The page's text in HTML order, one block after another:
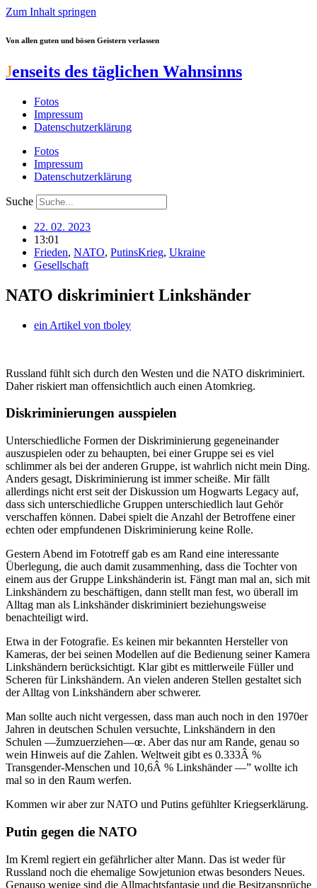
Zum Inhalt springen
Von allen guten und bösen Geistern verlassen
Jenseits des täglichen Wahnsinns
Fotos
Impressum
Datenschutzerklärung
Fotos
Impressum
Datenschutzerklärung
Suche
22. 02. 2023
13:01
Frieden, NATO, PutinsKrieg, Ukraine
Gesellschaft
NATO diskriminiert Linkshänder
ein Artikel von tboley
Russland fühlt sich durch den Westen und die NATO diskriminiert.
Daher riskiert man offensichtlich auch einen Atomkrieg.
Diskriminierungen ausspielen
Unterschiedliche Formen der Diskriminierung gegeneinander
auszuspielen oder zu behaupten, bei einer Gruppe sei es viel
schlimmer als bei der anderen Gruppe, ist wahrlich nicht mein Ding.
Anders gesagt, Diskriminierung ist immer scheiße. Mir fällt
allerdings nicht erst seit der Diskussion um Hogwarts Legacy auf,
dass sich unterschiedliche Gruppen unterschiedlich laut Gehör
verschaffen können. Dabei spielt die Anzahl der Betroffene einer
echten oder empfundenen Diskriminierung keine Rolle.
Gestern Abend im Fototreff gab es am Rand eine interessante
Überlegung, die auch damit zusammenhing, dass die Tochter von
einem aus der Gruppe Linkshänderin ist. Fängt man mal an, sich mit
Linkshändern zu beschäftigen, dann stellt man fest, wo überall im
Alltag man als Linkshänder diskriminiert beziehungsweise
benachteiligt wird.
Etwa in der Fotografie. Es keinen mir bekannten Hersteller von
Kameras, der bei seinen Modellen auf die Bedienung seiner Kamera
Linkshändern berücksichtigt. Klar gibt es mittlerweile Füller und
Scheren für Linkshändern. An vielen anderen Stellen gestaltet sich
der Alltag von Linkshändern aber schwerer.
Man sollte auch nicht vergessen, dass man auch noch in den 1970er
Jahren in deutschen Schulen versuchte, Linkshändern in den
Schulen —žumzuerziehen—œ. Aber das nur am Rande, genau so
wein Hinweis auf die Zahlen. Weltweit gibt es 0.333Â %
Transgender-Menschen und 10,6Â % Linkshänder —” wollte ich
mal so in den Raum werfen.
Kommen wir aber zur NATO und Putins gefühlter Kriegserklärung.
Putin gegen die NATO
Im Kreml regiert ein gefährlicher alter Mann. Das ist weder für
Russland noch die ehemalige Sowjetunion etwas besonders Neues.
Genauso wenige sind die Allmachtsfantasie und die Besitzansprüche